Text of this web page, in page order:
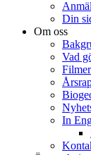
Din
Om oss
Vad
Filmer
In